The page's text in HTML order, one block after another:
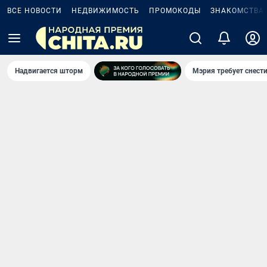
ВСЕ НОВОСТИ НЕДВИЖИМОСТЬ ПРОМОКОДЫ ЗНАКОМСТВА
Надвигается шторм Мэрия требует